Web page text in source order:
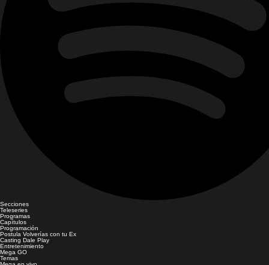
Secciones
Teleseries
Programas
Capítulos
Programación
Postula Volverías con tu Ex
Casting Dale Play
Entretenimiento
Mega GO
Temas